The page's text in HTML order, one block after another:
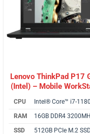
Lenovo ThinkPad P17
(Intel) – Mobile
CPU
Intel® Core™ i7-
RAM
16GB DDR4
SSD
512GB PCIe M.2